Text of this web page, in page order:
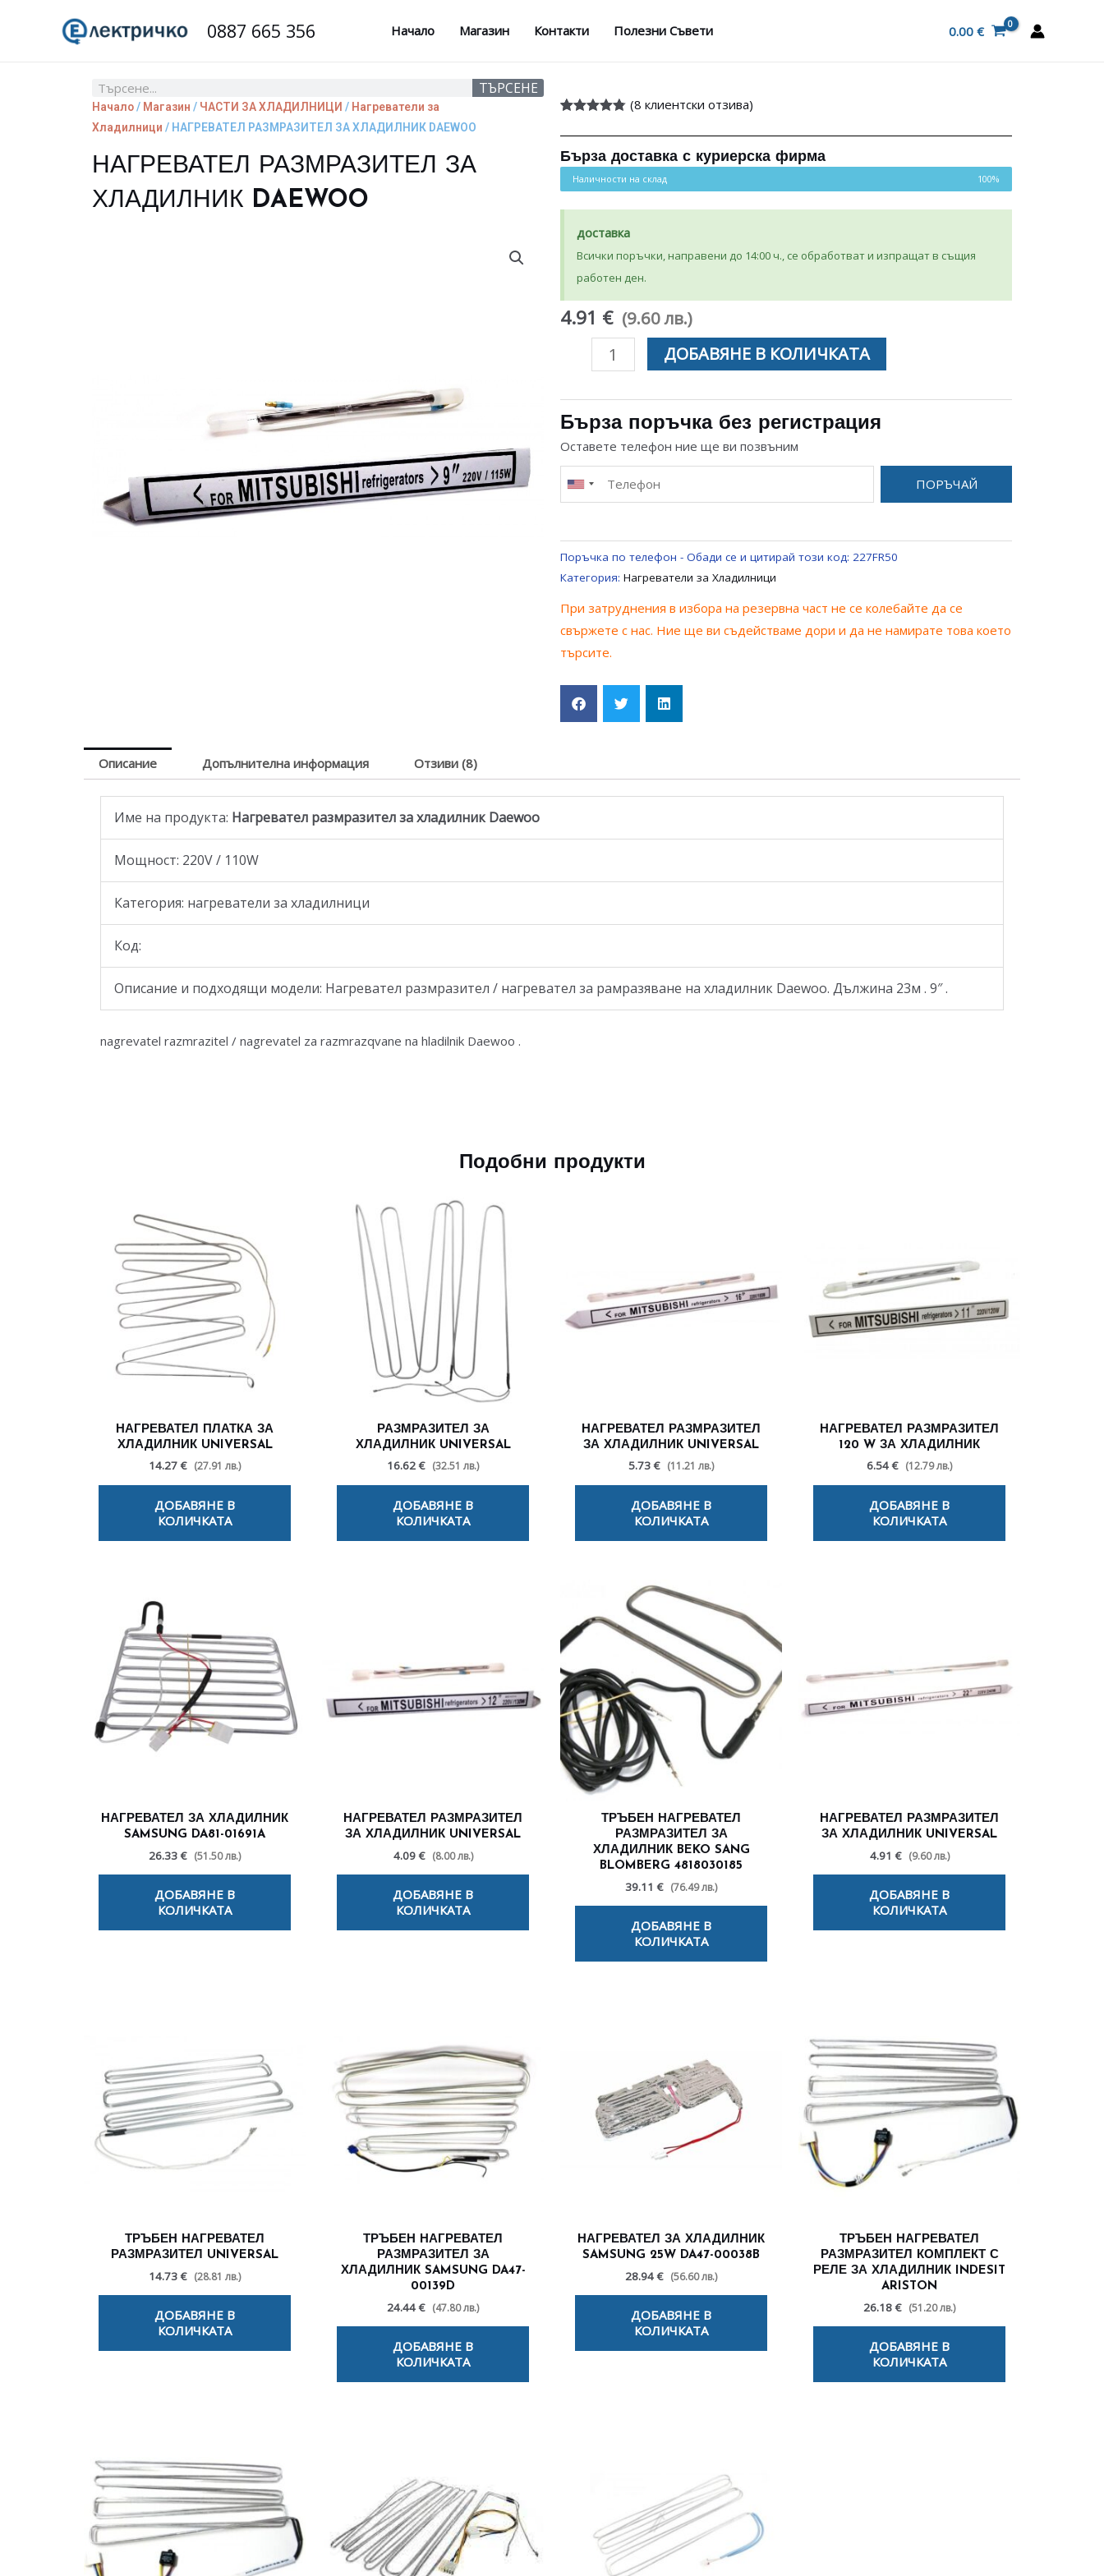
0887 665 356 Начало Магазин Контакти Полезни Съвети 0.00 €
Search ТЪРСЕНЕ
Начало/ Магазин / ЧАСТИ ЗА ХЛАДИЛНИЦИ / Нагреватели за
Хладилници / НАГРЕВАТЕЛ РАЗМРАЗИТЕЛ ЗА ХЛАДИЛНИК DAEWOO
НАГРЕВАТЕЛ РАЗМРАЗИТЕЛ ЗА
ХЛАДИЛНИК DAEWOO
4.75от 5,
на
оценки
(8 клиентски отзива)
Бърза доставка с куриерска фирма
Наличности на склад 100%
доставка
Всички поръчки, направени до 14:00 ч., се обработват и изпращат в същия
работен ден.
4.91 € (9.60 лв.)
количество
РАЗМРАЗИТЕЛ
DAEWOO
ДОБАВЯНЕ В КОЛИЧКАТА
Бърза поръчка без регистрация
Оставете телефон ние ще ви позвъним
ПОРЪЧАЙ
Поръчка по телефон - Обади се и цитирай този код: 227FR50
Категория: Нагреватели за Хладилници
При затруднения в избора на резервна част не се колебайте да се
свържете с нас. Ние ще ви съдействаме дори и да не намирате това което
търсите.
Описание Допълнителна информация Отзиви (8)
Име на продукта: Нагревател размразител за хладилник Daewoo
Moщност: 220V / 110W
Категория: нагреватели за хладилници
Код:
Описание и подходящи модели: Нагревател размразител / нагревател за рамразяване на хладилник Daewoo. Дължина 23м . 9″ .
nagrevatel razmrazitel / nagrevatel za razmrazqvane na hladilnik Daewoo .
Подобни продукти
НАГРЕВАТЕЛ ПЛАТКА ЗА
ХЛАДИЛНИК UNIVERSAL
14.27 € (27.91 лв.)
ДОБАВЯНЕ В
КОЛИЧКАТА
РАЗМРАЗИТЕЛ ЗА
ХЛАДИЛНИК UNIVERSAL
16.62 € (32.51 лв.)
ДОБАВЯНЕ В
КОЛИЧКАТА
НАГРЕВАТЕЛ РАЗМРАЗИТЕЛ
ЗА ХЛАДИЛНИК UNIVERSAL
5.73 € (11.21 лв.)
ДОБАВЯНЕ В
КОЛИЧКАТА
НАГРЕВАТЕЛ РАЗМРАЗИТЕЛ
120 W ЗА ХЛАДИЛНИК
6.54 € (12.79 лв.)
ДОБАВЯНЕ В
КОЛИЧКАТА
НАГРЕВАТЕЛ ЗА ХЛАДИЛНИК
SAMSUNG DA81-01691A
26.33 € (51.50 лв.)
ДОБАВЯНЕ В
КОЛИЧКАТА
НАГРЕВАТЕЛ РАЗМРАЗИТЕЛ
ЗА ХЛАДИЛНИК UNIVERSAL
4.09 € (8.00 лв.)
ДОБАВЯНЕ В
КОЛИЧКАТА
ТРЪБЕН НАГРЕВАТЕЛ
РАЗМРАЗИТЕЛ ЗА
ХЛАДИЛНИК BEKO SANG
BLOMBERG 4818030185
39.11 € (76.49 лв.)
ДОБАВЯНЕ В
КОЛИЧКАТА
НАГРЕВАТЕЛ РАЗМРАЗИТЕЛ
ЗА ХЛАДИЛНИК UNIVERSAL
4.91 € (9.60 лв.)
ДОБАВЯНЕ В
КОЛИЧКАТА
ТРЪБЕН НАГРЕВАТЕЛ
РАЗМРАЗИТЕЛ UNIVERSAL
14.73 € (28.81 лв.)
ДОБАВЯНЕ В
КОЛИЧКАТА
ТРЪБЕН НАГРЕВАТЕЛ
РАЗМРАЗИТЕЛ ЗА
ХЛАДИЛНИК SAMSUNG DA47-
00139D
24.44 € (47.80 лв.)
ДОБАВЯНЕ В
КОЛИЧКАТА
НАГРЕВАТЕЛ ЗА ХЛАДИЛНИК
SAMSUNG 25W DA47-00038B
28.94 € (56.60 лв.)
ДОБАВЯНЕ В
КОЛИЧКАТА
ТРЪБЕН НАГРЕВАТЕЛ
РАЗМРАЗИТЕЛ КОМПЛЕКТ С
РЕЛЕ ЗА ХЛАДИЛНИК INDESIT
ARISTON
26.18 € (51.20 лв.)
ДОБАВЯНЕ В
КОЛИЧКАТА